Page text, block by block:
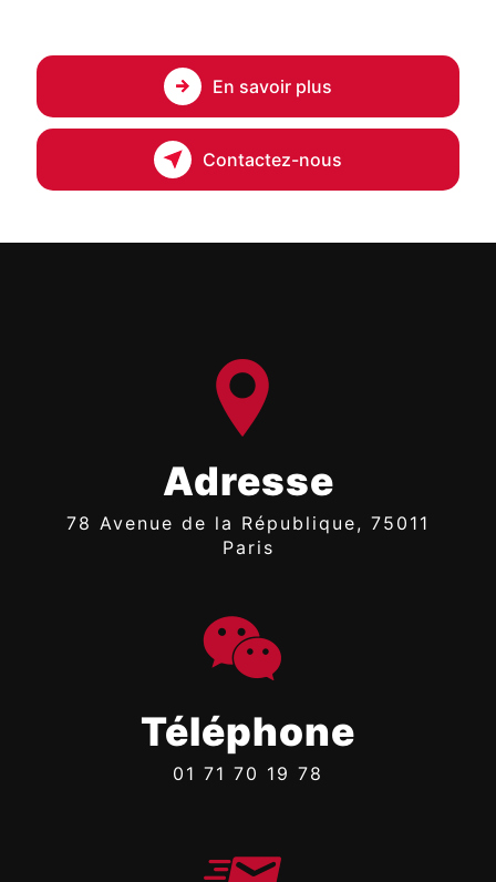
En savoir plus
Contactez-nous
Adresse
78 Avenue de la République, 75011
Paris
Téléphone
01 71 70 19 78